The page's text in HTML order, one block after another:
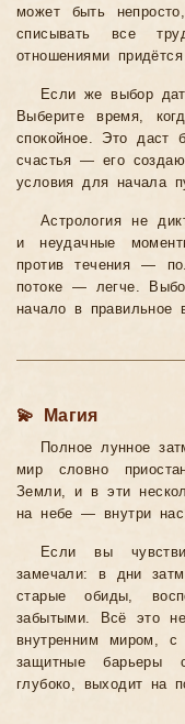
может быть
списывать все
отношениями
Если же выбор
Выберите время,
спокойное. Это даст
счастья — его
условия для начала
Астрология не
и неудачные
против течения —
потоке — легче.
начало в правильное
💫 Магия
Полное лунное
мир словно
Земли, и в эти
на небе — внутри
Если вы
замечали: в дни
старые обиды,
забытыми. Всё это
внутренним миром, с
защитные барьеры
глубоко, выходит на